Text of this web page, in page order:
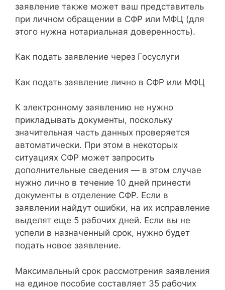
заявление также может ваш представитель
при личном обращении в СФР или МФЦ (для
этого нужна нотариальная доверенность).
Как подать заявление через Госуслуги
Как подать заявление лично в СФР или МФЦ
К электронному заявлению не нужно
прикладывать документы, поскольку
значительная часть данных проверяется
автоматически. При этом в некоторых
ситуациях СФР может запросить
дополнительные сведения — в этом случае
нужно лично в течение 10 дней принести
документы в отделение СФР. Если в
заявлении найдут ошибки, на их исправление
выделят еще 5 рабочих дней. Если вы не
успели в назначенный срок, нужно будет
подать новое заявление.
Максимальный срок рассмотрения заявления
на единое пособие составляет 35 рабочих